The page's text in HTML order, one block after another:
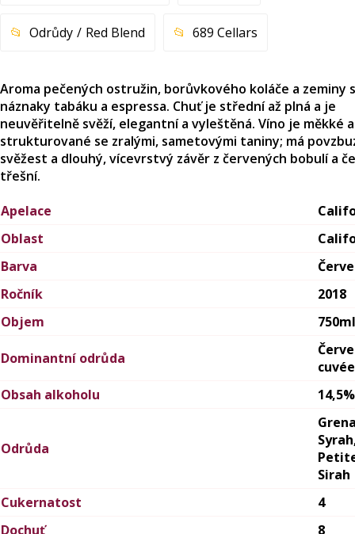
Odrůdy Red Blend 689 Cellars
Apelace
Oblast
Barva
Ročník
2018
Objem
750ml
Dominantní odrůda
cuvée
Obsah alkoholu
14,5%
Odrůda
Sirah
Cukernatost
4
Dochuť
8
Aroma pečených ostružin, borůvkového koláče a zeminy s
náznaky tabáku a espressa. Chuť je střední až plná a je
neuvěřitelně svěží, elegantní a vyleštěná. Víno je měkké
strukturované se zralými, sametovými taniny; má
svěžest a dlouhý, vícevrstvý závěr z červených bobulí a
třešní.